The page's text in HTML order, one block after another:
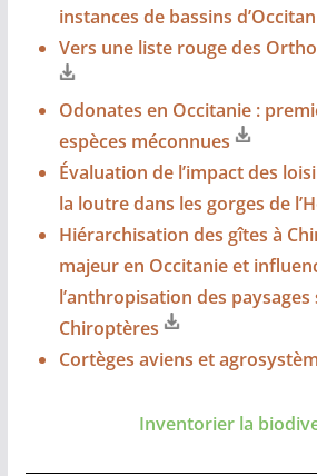
instances de bassins
Vers une liste rouge des
Odonates en Occitanie :
espèces méconnues
Évaluation de l’impact des
la loutre dans les gorges de
Hiérarchisation des gîtes à
majeur en Occitanie et
l’anthropisation des paysages
Chiroptères
Cortèges aviens et
Inventorier la